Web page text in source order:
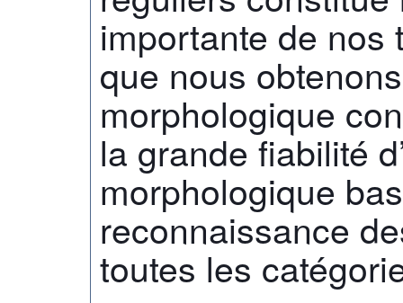
importante de nos
que nous
morphologique
la grande fiabilité
morphologique
reconnaissance
toutes les